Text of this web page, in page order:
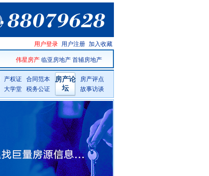
加入收藏
用户注册
用户登录
网手机版
伟星房产 临亚房地产 首辅房地产
产权证
合同范本
大学堂
税务公证
房产论
坛
房产评点
故事访谈